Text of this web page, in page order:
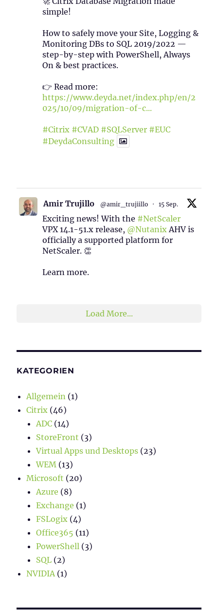
simple!
How to safely move your Site, Logging &
Monitoring DBs to SQL 2019/2022 —
step-by-step with PowerShell, Always
On & best practices.
👉 Read more:
https://www.deyda.net/index.php/en/2
025/10/09/migration-of-c...
#Citrix #CVAD #SQLServer #EUC
#DeydaConsulting
Amir Trujillo @amir_trujiillo · 15 Sep.
Exciting news! With the #NetScaler
VPX 14.1-51.x release, @Nutanix AHV is
officially a supported platform for
NetScaler. 👏
Learn more.
Load More...
KATEGORIEN
Allgemein (1)
Citrix (46)
ADC (14)
StoreFront (3)
Virtual Apps und Desktops (23)
WEM (13)
Microsoft (20)
Azure (8)
Exchange (1)
FSLogix (4)
Office365 (11)
PowerShell (3)
SQL (2)
NVIDIA (1)